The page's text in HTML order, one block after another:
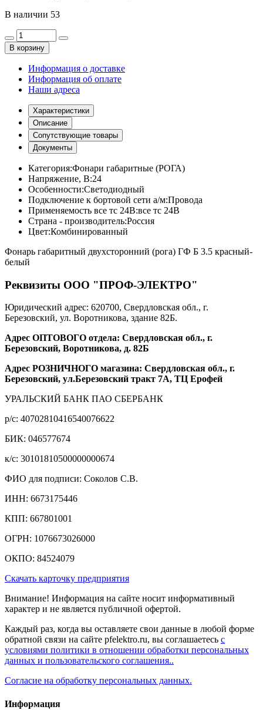
В наличии 53
В корзину
Информация о доставке
Информация об оплате
Наши адреса
Характеристики
Описание
Сопутствующие товары
Документы
Категория:Фонари габаритные (РОГА)
Напряжение, В:24
Особенности:Светодиодный
Подключение к бортовой сети а/м:Провода
Применяемость все тс 24В:все тс 24В
Страна - производитель:Россия
Цвет:Комбинированный
Фонарь габаритный двухсторонний (рога) ГФ Б 3.5 красный-
белый
Реквизиты ООО "ПРОФ-ЭЛЕКТРО"
Юридический адрес: 620700, Свердловская обл., г.
Березовский, ул. Воротникова, здание 82Б.
Адрес ОПТОВОГО отдела: Свердловская обл., г.
Березовский, Воротникова, д. 82Б
Адрес РОЗНИЧНОГО магазина: Свердловская обл., г.
Березовский, ул.Березовский тракт 7А, ТЦ Ерофей
УРАЛЬСКИЙ БАНК ПАО СБЕРБАНК
р/c: 40702810416540076622
БИК: 046577674
к/c: 30101810500000000674
ФИО для подписи: Соколов С.В.
ИНН: 6673175446
КПП: 667801001
ОГРН: 1076673026000
ОКПО: 84524079
Скачать карточку предприятия
Внимание! Информация на сайте носит информативный
характер и не является публичной офертой.
Каждый раз, когда вы оставляете свои данные в любой форме
обратной связи на сайте pfelektro.ru, вы соглашаетесь с
условиями политики в отношении обработки персональных
данных и пользовательского соглашения..
Согласие на обработку персональных данных.
Информация